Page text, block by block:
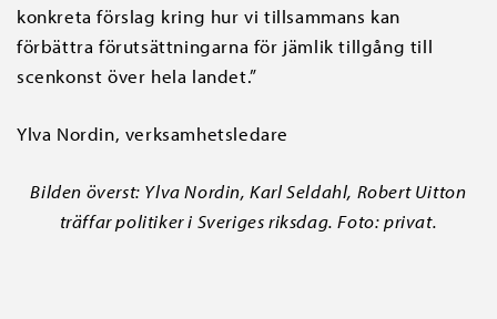
konkreta förslag kring hur vi tillsammans kan
förbättra förutsättningarna för jämlik tillgång till
scenkonst över hela landet.”
Ylva Nordin, verksamhetsledare
Bilden överst: Ylva Nordin, Karl Seldahl, Robert Uitton
träffar politiker i Sveriges riksdag. Foto: privat.